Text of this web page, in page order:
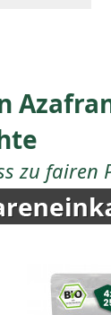
zu fairen